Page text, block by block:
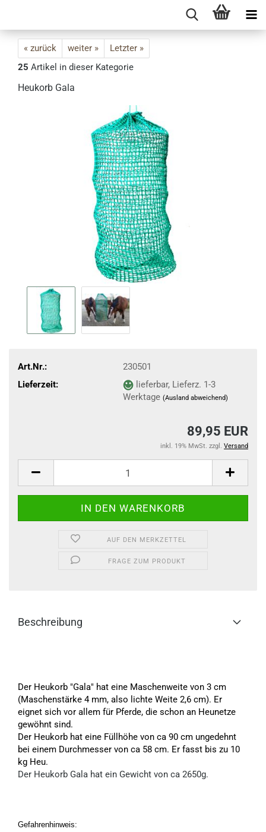
« zurück weiter »
Letzter »
25 Artikel in dieser Kategorie
Heukorb Gala
Art.Nr.:
230501
Lieferzeit:
lieferbar, Lieferz. 1-3
Werktage (Ausland abweichend)
89,95 EUR
inkl. 19% MwSt. zzgl. Versand
AUF DEN MERKZETTEL
FRAGE ZUM PRODUKT
Beschreibung
Der Heukorb "Gala" hat eine Maschenweite von 3 cm
(Maschenstärke 4 mm, also lichte Weite 2,6 cm). Er
eignet sich vor allem für Pferde, die schon an Heunetze
gewöhnt sind.
Der Heukorb hat eine Füllhöhe von ca 90 cm ungedehnt
bei einem Durchmesser von ca 58 cm. Er fasst bis zu 10
kg Heu.
Der Heukorb Gala hat ein Gewicht von ca 2650g.
Gefahrenhinweis: